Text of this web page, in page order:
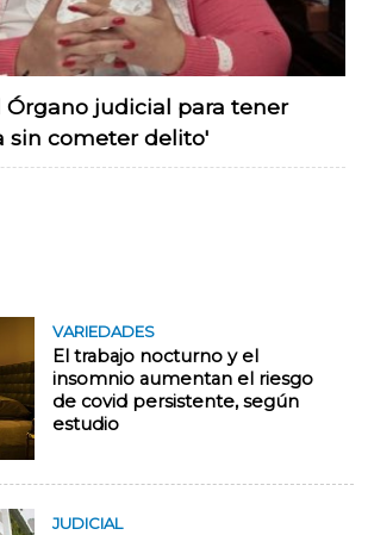
Órgano judicial para tener
sin cometer delito'
VARIEDADES
El trabajo nocturno y el
insomnio aumentan el riesgo
de covid persistente, según
estudio
JUDICIAL